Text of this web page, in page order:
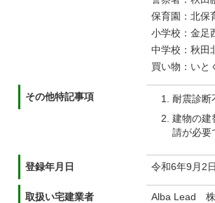
保育園：北
小学校：金
中学校：秋
買い物：い
その他特記事項
耐震診断
建物の建
請が必要
登録年月日 令和6年9月2日
取扱い宅建業者
Alba Lead 株